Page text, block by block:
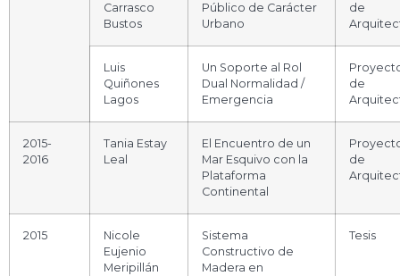
Carrasco
Bustos
Público de Carácter
Urbano
de
Luis
Quiñones
Lagos
Un Soporte al Rol
Dual Normalidad /
Emergencia
de
2015-
2016
Tania Estay
Leal
El Encuentro de un
Mar Esquivo con la
Plataforma
Continental
de
2015
Nicole
Eujenio
Meripillán
Sistema
Constructivo de
Madera en
Tesis